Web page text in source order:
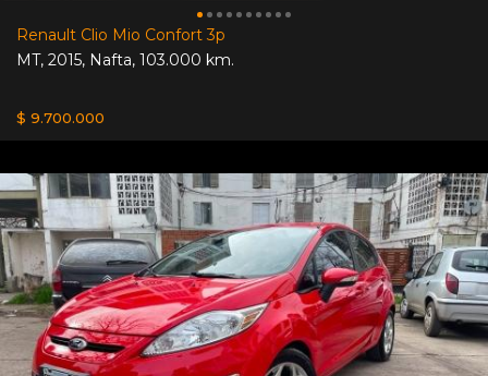
Renault Clio Mio Confort 3p
MT, 2015, Nafta, 103.000 km.
$ 9.700.000